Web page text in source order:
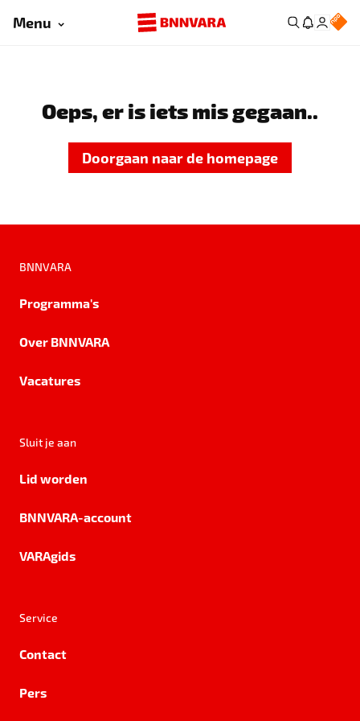
Menu
Oeps, er is iets mis gegaan..
Doorgaan naar de homepage
BNNVARA
Programma's
Over BNNVARA
Vacatures
Sluit je aan
Lid worden
BNNVARA-account
VARAgids
Service
Contact
Pers